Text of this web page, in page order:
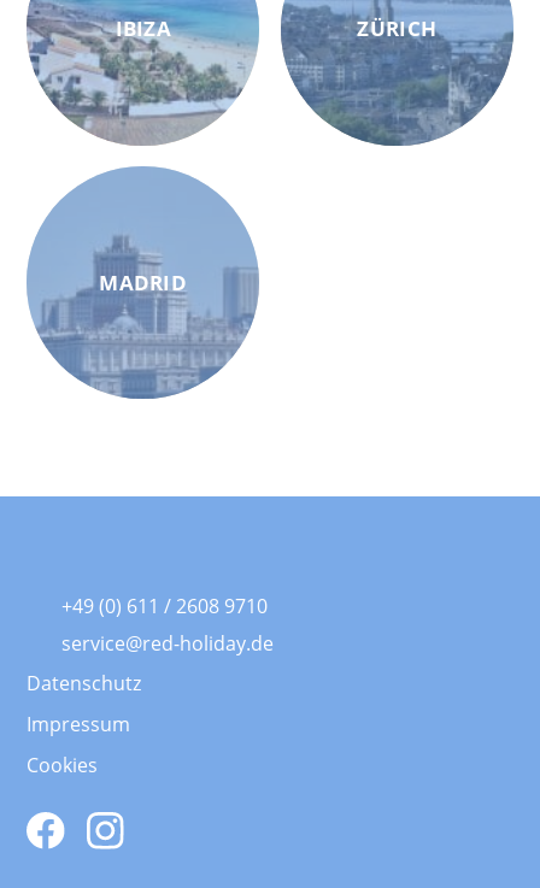
IBIZA
MADRID
ZÜRICH
+49 (0) 611 / 2608 9710
service@red-holiday.de
Datenschutz
Impressum
Cookies